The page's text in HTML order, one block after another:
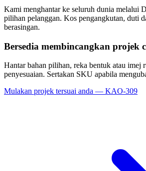
Kami menghantar ke seluruh dunia melalui
pilihan pelanggan. Kos pengangkutan, duti
berasingan.
Bersedia membincangkan projek
Hantar bahan pilihan, reka bentuk atau imej
penyesuaian. Sertakan SKU apabila
Mulakan projek tersuai anda — KAO-309